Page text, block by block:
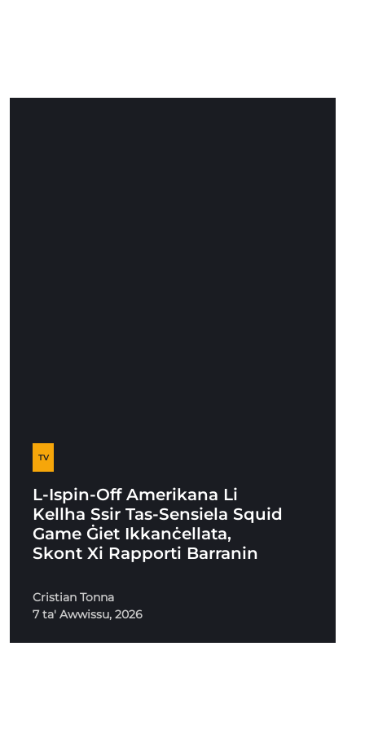
TV
L-Ispin-Off Amerikana Li
Kellha Ssir Tas-Sensiela Squid
Game Ġiet Ikkanċellata,
Skont Xi Rapporti Barranin
Cristian Tonna
7 ta' Awwissu, 2026